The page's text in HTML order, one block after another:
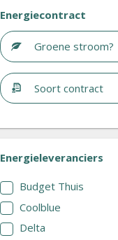
Energiecontract
Groene stroom?
Soort contract
Energieleveranciers
Budget Thuis
Coolblue
Delta